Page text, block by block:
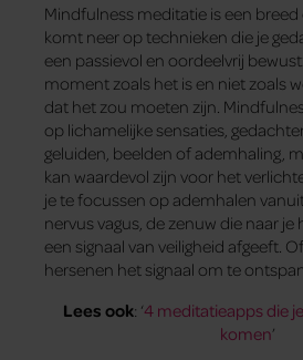
Mindfulness meditatie is een
komt neer op technieken die je
een passievol en oordeelvrij
moment zoals het is en niet zoals
dat het zou moeten zijn.
op lichamelijke sensaties,
geluiden, beelden of ademhaling,
kan waardevol zijn voor het
je te focussen op ademhalen
nervus vagus, de zenuw die naar
een signaal van veiligheid afgeeft.
hersenen het signaal om te
Lees ook: ‘4 meditatieapps die
komen’